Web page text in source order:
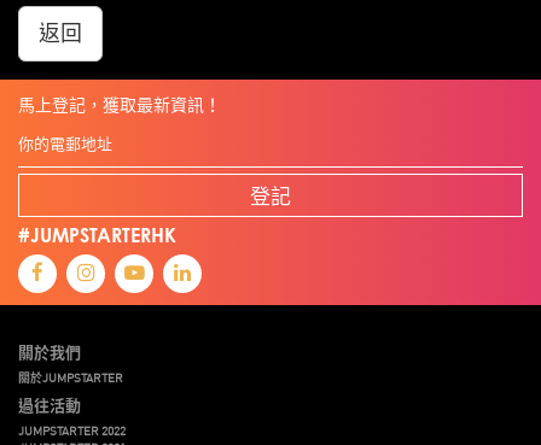
返回
馬上登記，獲取最新資訊！
登記
#JUMPSTARTERHK
關於我們
關於JUMPSTARTER
過往活動
JUMPSTARTER 2022